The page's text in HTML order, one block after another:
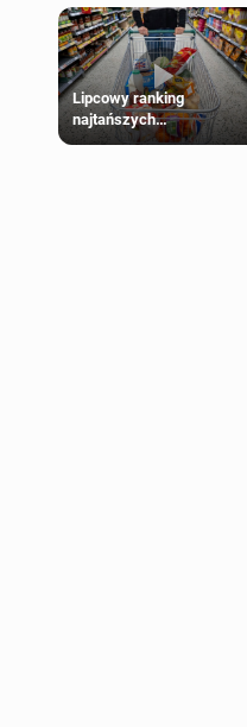
Lipcowy ranking
najtańszych
supermarketów